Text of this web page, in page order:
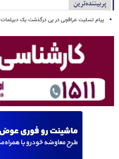
پربیننده‌ترین
پیام تسلیت عراقچی در پی درگذشت یک دیپلمات